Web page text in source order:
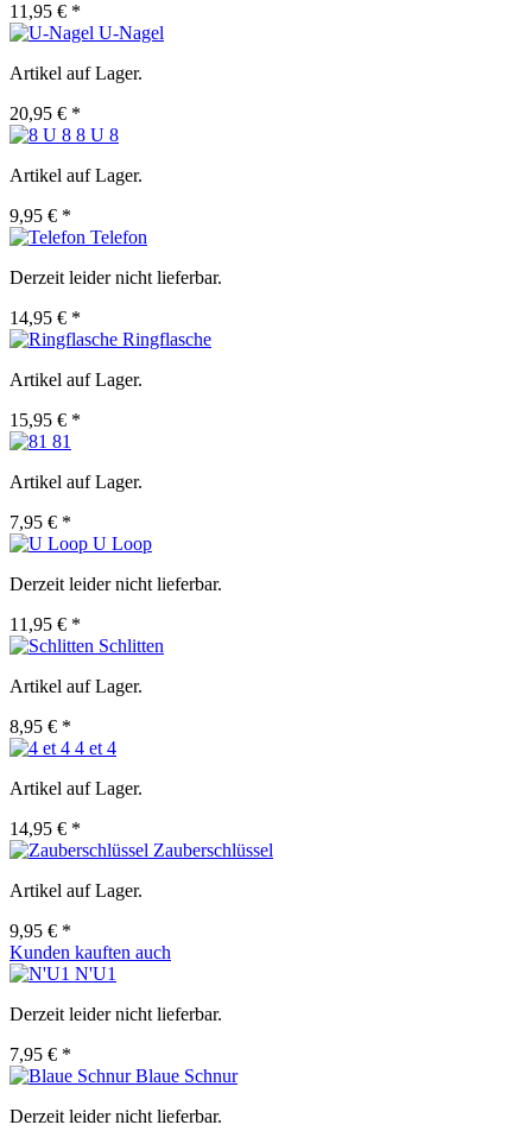
11,95 € *
U-Nagel
Artikel auf Lager.
20,95 € *
8 U 8
Artikel auf Lager.
9,95 € *
Telefon
Derzeit leider nicht lieferbar.
14,95 € *
Ringflasche
Artikel auf Lager.
15,95 € *
81
Artikel auf Lager.
7,95 € *
U Loop
Derzeit leider nicht lieferbar.
11,95 € *
Schlitten
Artikel auf Lager.
8,95 € *
4 et 4
Artikel auf Lager.
14,95 € *
Zauberschlüssel
Artikel auf Lager.
9,95 € *
Kunden kauften auch
N'U1
Derzeit leider nicht lieferbar.
7,95 € *
Blaue Schnur
Derzeit leider nicht lieferbar.